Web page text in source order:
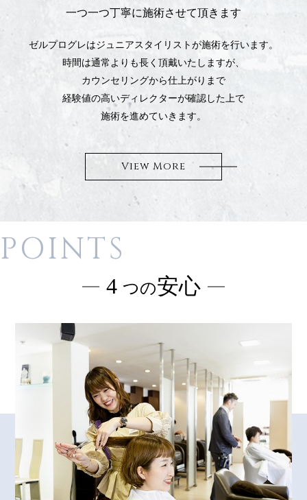
一つ一つ丁寧に施術させて頂きます
ゼルプログレはジュニアスタイリストが施術を行います。
時間は通常よりも長く頂戴いたしますが、
カウンセリングから仕上がりまで
経験値の高いディレクターが確認した上で
施術を進めていきます。
View More
POINTS
4 つの安心